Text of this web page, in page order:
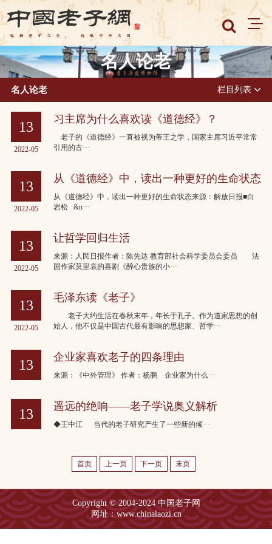
名人论老
名人论老 栏目列表
13
2022-05
习主席为什么喜欢读《道德经》？
老子的《道德经》一直被视为帝王之学，国家主席习近平常常
引用的古···
13
2022-05
从《道德经》中，读出一种更好的生命状态
从《道德经》中，读出一种更好的生命状态来源：解放日报■白
岩松 &n···
13
2022-05
让哲学回归生活
来源：人民日报作者：陈先达 教育部社会科学委员会委员 法
国作家莫里哀的喜剧《醉心贵族的小···
13
2022-05
毛泽东读《老子》
老子大约生活在春秋末年，年长于孔子。作为道家思想的创
始人，他不仅是中国古代最有影响的思想家、哲学···
13 企业家喜欢老子的四条理由
来源：《中外管理》 作者：杨鹏 企业家为什么···
13 遥远的绝响——老子学说奥义解析
◆王中江 当代的老子研究产生了一些新的倾···
首页 上一页 下一页 末页
Copyright © 2004-2024 中国老子网
网址：www.chinalaozi.cn